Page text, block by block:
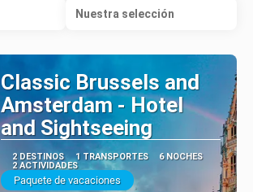
Nuestra selección
Classic Brussels and
Amsterdam - Hotel
and Sightseeing
2 DESTINOS 1 TRANSPORTES
6 NOCHES
2 ACTIVIDADES
Paquete de vacaciones